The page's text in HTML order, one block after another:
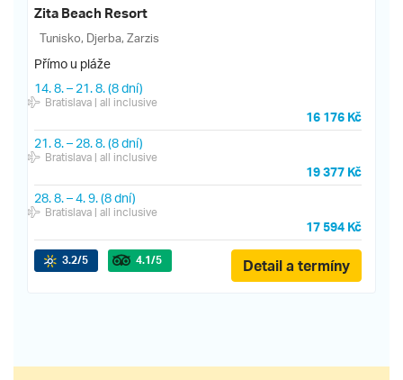
Zita Beach Resort
Tunisko, Djerba, Zarzis
Přímo u pláže
14. 8.– 21. 8.(8 dní)
Bratislava| all inclusive
16 176 Kč
21. 8.– 28. 8.(8 dní)
Bratislava| all inclusive
19 377 Kč
28. 8.–4. 9.(8 dní)
Bratislava| all inclusive
17 594 Kč
3.2/5 4.1/5 Detail a termíny